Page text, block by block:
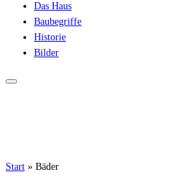
Das Haus
Baubegriffe
Historie
Bilder
Start » Bäder